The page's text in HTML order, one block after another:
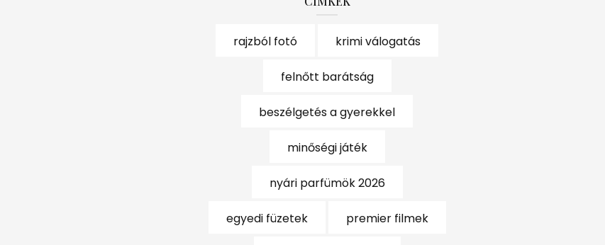
rajzból fotó krimi válogatás
felnőtt barátság
beszélgetés a gyerekkel
minőségi játék
nyári parfümök 2026
egyedi füzetek premier filmek